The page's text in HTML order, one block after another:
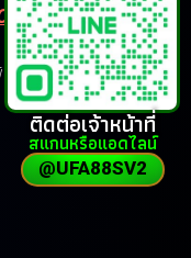
ธ์ 2569
ติดต่อเจ้าหน้าที่
สแกนหรือแอดไลน์
@UFA88SV2